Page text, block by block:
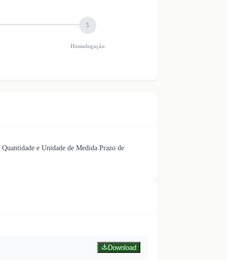
5
Homologação
e Unidade de Medida Prazo de
Download